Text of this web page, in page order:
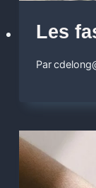
Les
Par